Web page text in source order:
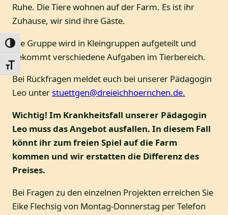
Umschalten auf hohe Kontraste
Schrift vergrößern
Ruhe. Die Tiere wohnen auf der Farm. Es ist ihr
Zuhause, wir sind ihre Gäste.
Die Gruppe wird in Kleingruppen aufgeteilt und
bekommt verschiedene Aufgaben im Tierbereich.
Bei Rückfragen meldet euch bei unserer Pädagogin
Leo unterstuettgen@dreieichhoernchen.de.
Wichtig! Im Krankheitsfall unserer Pädagogin
Leo muss das Angebot ausfallen. In diesem Fall
könnt ihr zum freien Spiel auf die Farm
kommen und wir erstatten die Differenz des
Preises.
Bei Fragen zu den einzelnen Projekten erreichen Sie
Eike Flechsig von Montag-Donnerstag per Telefon